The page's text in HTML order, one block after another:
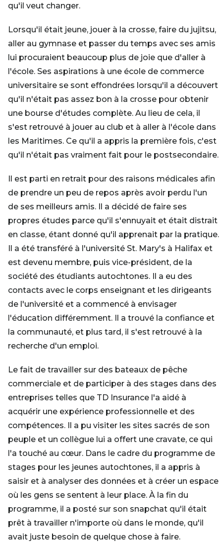
qu'il veut changer.
Lorsqu'il était jeune, jouer à la crosse, faire du jujitsu,
aller au gymnase et passer du temps avec ses amis
lui procuraient beaucoup plus de joie que d'aller à
l'école. Ses aspirations à une école de commerce
universitaire se sont effondrées lorsqu'il a découvert
qu'il n'était pas assez bon à la crosse pour obtenir
une bourse d'études complète. Au lieu de cela, il
s'est retrouvé à jouer au club et à aller à l'école dans
les Maritimes. Ce qu'il a appris la première fois, c'est
qu'il n'était pas vraiment fait pour le postsecondaire.
Il est parti en retrait pour des raisons médicales afin
de prendre un peu de repos après avoir perdu l'un
de ses meilleurs amis. Il a décidé de faire ses
propres études parce qu'il s'ennuyait et était distrait
en classe, étant donné qu'il apprenait par la pratique.
Il a été transféré à l'université St. Mary's à Halifax et
est devenu membre, puis vice-président, de la
société des étudiants autochtones. Il a eu des
contacts avec le corps enseignant et les dirigeants
de l'université et a commencé à envisager
l'éducation différemment. Il a trouvé la confiance et
la communauté, et plus tard, il s'est retrouvé à la
recherche d'un emploi.
Le fait de travailler sur des bateaux de pêche
commerciale et de participer à des stages dans des
entreprises telles que TD Insurance l'a aidé à
acquérir une expérience professionnelle et des
compétences. Il a pu visiter les sites sacrés de son
peuple et un collègue lui a offert une cravate, ce qui
l'a touché au cœur. Dans le cadre du programme de
stages pour les jeunes autochtones, il a appris à
saisir et à analyser des données et à créer un espace
où les gens se sentent à leur place. À la fin du
programme, il a posté sur son snapchat qu'il était
prêt à travailler n'importe où dans le monde, qu'il
avait juste besoin de quelque chose à faire.